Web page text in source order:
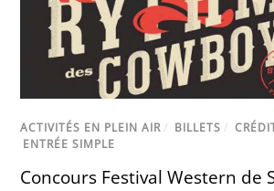
ACTIVITÉS EN PLEIN AIR / BILLETS /
ENTRÉE SIMPLE
Concours Festival Western de